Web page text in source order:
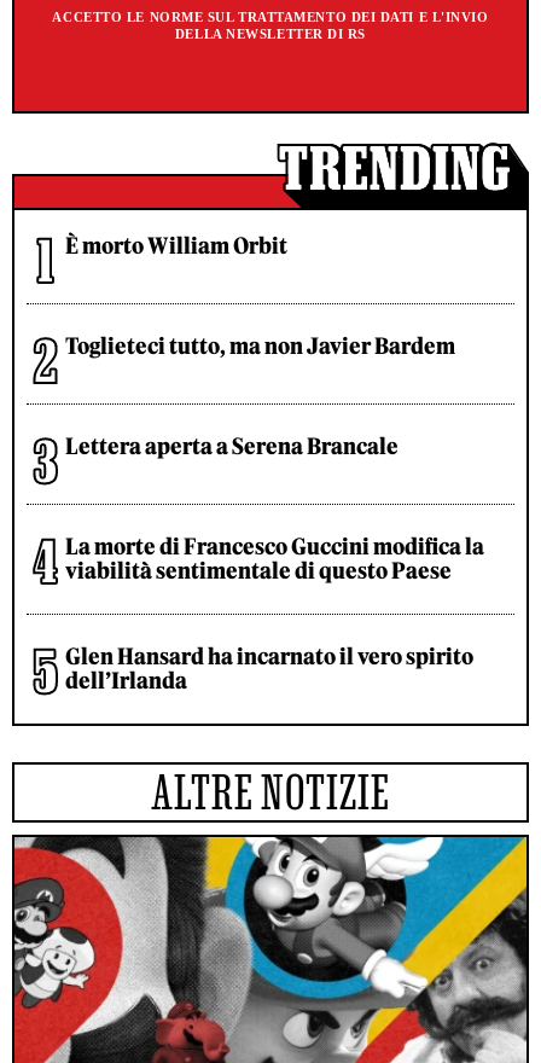
ACCETTO LE NORME SUL TRATTAMENTO DEI DATI E L'INVIO
DELLA NEWSLETTER DI RS
È morto William Orbit
Toglieteci tutto, ma non Javier Bardem
Lettera aperta a Serena Brancale
La morte di Francesco Guccini modifica la
viabilità sentimentale di questo Paese
Glen Hansard ha incarnato il vero spirito
dell’Irlanda
ALTRE NOTIZIE